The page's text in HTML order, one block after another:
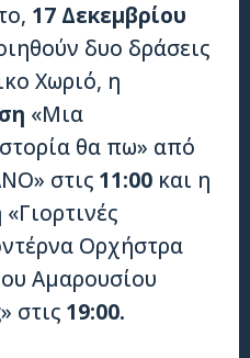
17 Δεκεμβρίου
δυο δράσεις
Χωριό, η
«Μια
θα πω» από
στις 11:00 και η
«Γιορτινές
Ορχήστρα
Αμαρουσίου
στις 19:00.